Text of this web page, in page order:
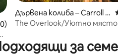
4,89 от 5, 180 отзива
Дървена колиба – Carroll C
ounty
The Overlook/Уютно място
Огнище
за